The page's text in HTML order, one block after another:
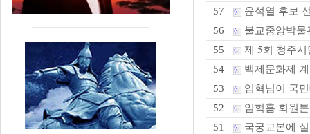
57 윤석열 후보
56 불교중앙박물
55 제 5회 청주
54 백제문화제
53 임혁님이 국
52 임혁홈 회원
51 국궁교본에